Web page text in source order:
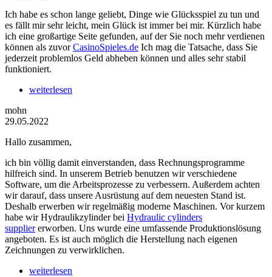
Ich habe es schon lange geliebt, Dinge wie Glücksspiel zu tun und
es fällt mir sehr leicht, mein Glück ist immer bei mir. Kürzlich habe
ich eine großartige Seite gefunden, auf der Sie noch mehr verdienen
können als zuvorCasinoSpieles.de Ich mag die Tatsache, dass Sie
jederzeit problemlos Geld abheben können und alles sehr stabil
funktioniert.
weiterlesen
mohn
29.05.2022
Hallo zusammen,
ich bin völlig damit einverstanden, dass Rechnungsprogramme
hilfreich sind. In unserem Betrieb benutzen wir verschiedene
Software, um die Arbeitsprozesse zu verbessern. Außerdem achten
wir darauf, dass unsere Ausrüstung auf dem neuesten Stand ist.
Deshalb erwerben wir regelmäßig moderne Maschinen. Vor kurzem
habe wir Hydraulikzylinder bei Hydraulic cylinders
suppliererworben. Uns wurde eine umfassende Produktionslösung
angeboten. Es ist auch möglich die Herstellung nach eigenen
Zeichnungen zu verwirklichen.
weiterlesen